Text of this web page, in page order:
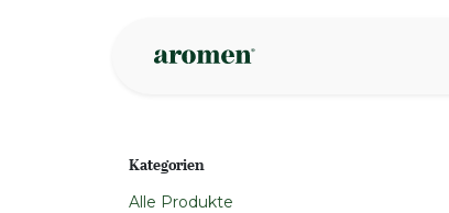
Kategorien
Alle Produkte